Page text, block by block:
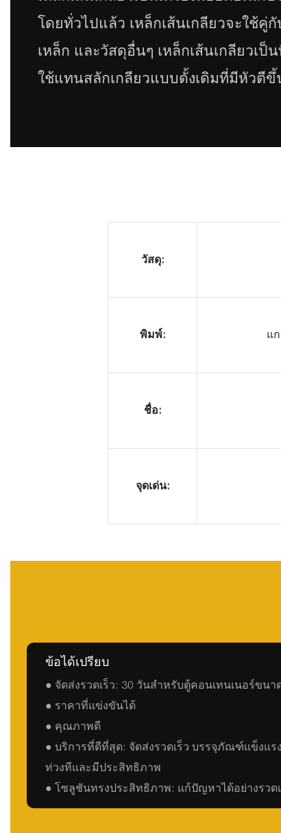
โดยทั่วไปแล้ว เหล็กเส้นเกลียวจะใช้คู่
เหล็ก และวัสดุอื่นๆ เหล็กเส้นเกลียวเ
ใช้แทนสลักเกลียวแบบดั้งเดิมที่มีหัวตีขึ้
วัสดุ:
พิมพ์: แ
ชื่อ:
จุดเด่น:
ข้อได้เปรียบ
● จัดส่งรวดเร็ว: 30 วันสำหรับตู้คอนเทนเนอร์ขน
● ราคาที่แข่งขันได้
● คุณภาพดี
● บริการที่ดีที่สุด: จัดส่งรวดเร็ว บรรจุภัณฑ์แข็งแ
ท่วงทีและมีประสิทธิภาพ
● โซลูชันทรงประสิทธิภาพ: แก้ปัญหาได้อย่างรวด